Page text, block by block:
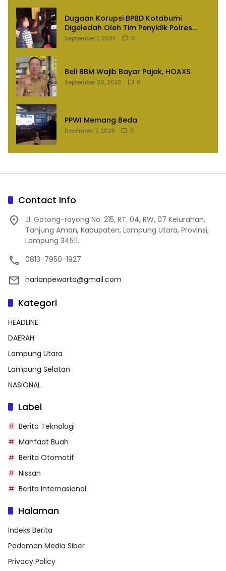
Dugaan Korupsi BPBD Kotabumi
Digeledah Oleh Tim Penyidik Polres
Lampung Utara
September 1, 2025 0
Beli BBM Wajib Bayar Pajak, HOAXS
September 30, 2025 0
PPWI Memang Beda
Desember 7, 2025 0
Contact Info
Jl. Gotong-royong No. 215, RT. 04, RW, 07 Kelurahan,
Tanjung Aman, Kabupaten, Lampung Utara, Provinsi,
Lampung 34511.
0813-7950-1927
harianpewarta@gmail.com
Kategori
HEADLINE
DAERAH
Lampung Utara
Lampung Selatan
NASIONAL
Label
Berita Teknologi
Manfaat Buah
Berita Otomotif
Nissan
Berita Internasional
Halaman
Indeks Berita
Pedoman Media Siber
Privacy Policy